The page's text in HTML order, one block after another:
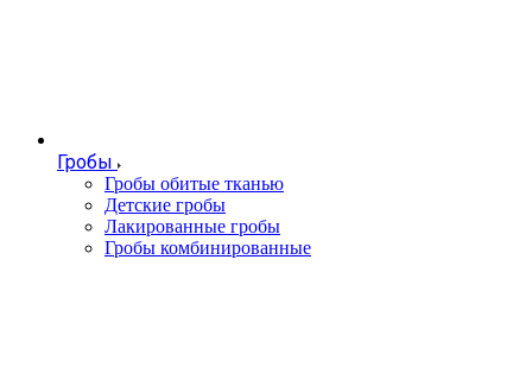
Гробы
Гробы обитые тканью
Детские гробы
Лакированные гробы
Гробы комбинированные